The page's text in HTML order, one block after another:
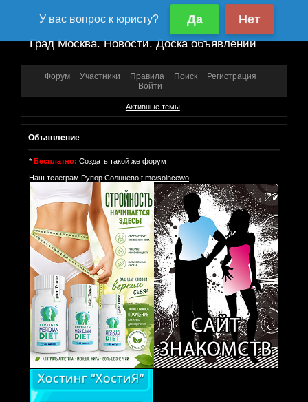
Град Москва. Новости. Доска объявлений
Форум Участники Правила Поиск
Регистрация
Войти
Активные темы
Объявление
* Бесплатно: Создать такой же форум
Наш телеграм Рупор Солнцево t.me/solncewo